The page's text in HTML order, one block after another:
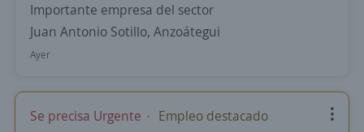
Importante empresa del sector
Juan Antonio Sotillo, Anzoátegui
Ayer
Se precisa Urgente Empleo destacado